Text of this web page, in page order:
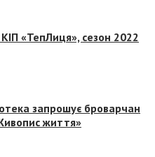
«ТепЛиця», сезон 2022
запрошує броварчан
життя»